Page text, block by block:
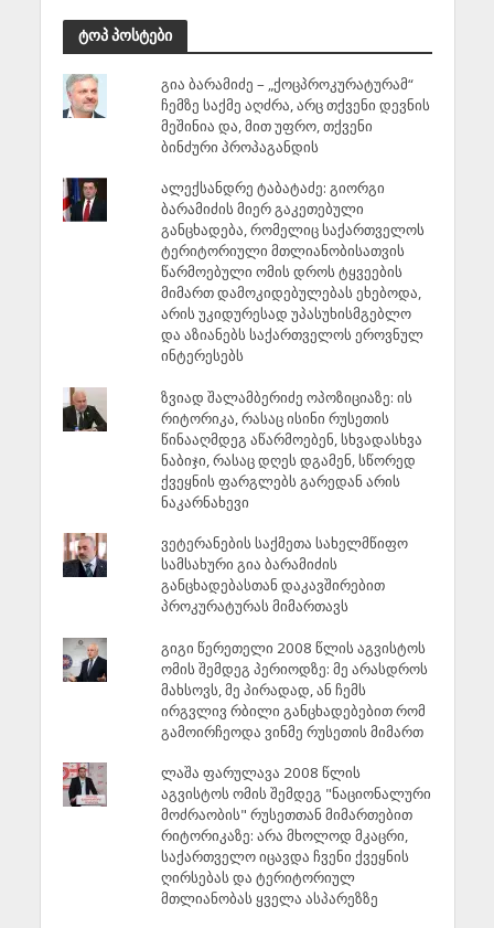
ტოპ პოსტები
გია ბარამიძე – „ქოცპროკურატურამ“
ჩემზე საქმე აღძრა, არც თქვენი დევნის
მეშინია და, მით უფრო, თქვენი
ბინძური პროპაგანდის
ალექსანდრე ტაბატაძე: გიორგი
ბარამიძის მიერ გაკეთებული
განცხადება, რომელიც საქართველოს
ტერიტორიული მთლიანობისათვის
წარმოებული ომის დროს ტყვეების
მიმართ დამოკიდებულებას ეხებოდა,
არის უკიდურესად უპასუხისმგებლო
და აზიანებს საქართველოს ეროვნულ
ინტერესებს
ზვიად შალამბერიძე ოპოზიციაზე: ის
რიტორიკა, რასაც ისინი რუსეთის
წინააღმდეგ აწარმოებენ, სხვადასხვა
ნაბიჯი, რასაც დღეს დგამენ, სწორედ
ქვეყნის ფარგლებს გარედან არის
ნაკარნახევი
ვეტერანების საქმეთა სახელმწიფო
სამსახური გია ბარამიძის
განცხადებასთან დაკავშირებით
პროკურატურას მიმართავს
გიგი წერეთელი 2008 წლის აგვისტოს
ომის შემდეგ პერიოდზე: მე არასდროს
მახსოვს, მე პირადად, ან ჩემს
ირგვლივ რბილი განცხადებებით რომ
გამოირჩეოდა ვინმე რუსეთის მიმართ
ლაშა ფარულავა 2008 წლის
აგვისტოს ომის შემდეგ "ნაციონალური
მოძრაობის" რუსეთთან მიმართებით
რიტორიკაზე: არა მხოლოდ მკაცრი,
საქართველო იცავდა ჩვენი ქვეყნის
ღირსებას და ტერიტორიულ
მთლიანობას ყველა ასპარეზზე